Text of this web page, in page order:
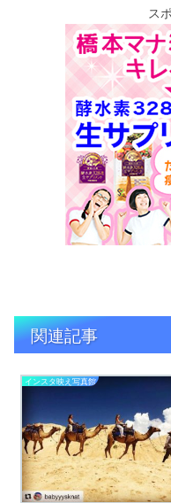
ス
関連記事
インスタ映え写真館